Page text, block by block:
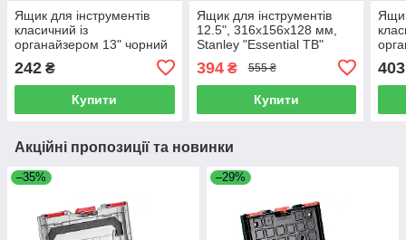
Ящик для інструментів
класичний із
органайзером 13" чорний
(Артикул: C.OR-13)
242 ₴
Купити
Ящик для інструментів
12.5", 316x156x128 мм,
Stanley "Essential TB"
394₴ 555 ₴
Купити
403
Акційні пропозиції та новинки
–35% –29%